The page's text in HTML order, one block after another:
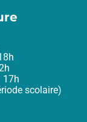
17h
scolaire)